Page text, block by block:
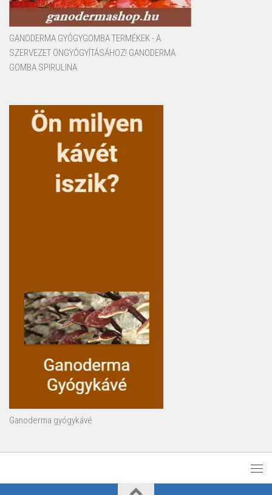
GANODERMA GYÓGYGOMBA TERMÉKEK - A
SZERVEZET ÖNGYÓGYÍTÁSÁHOZ! GANODERMA
GOMBA SPIRULINA
Ganoderma gyógykávé